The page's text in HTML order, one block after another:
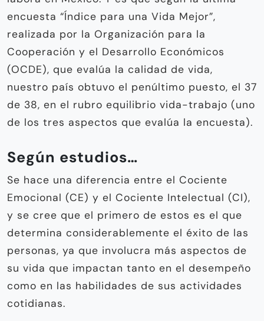
encuesta “Índice para una Vida Mejor”,
realizada por la Organización para la
Cooperación y el Desarrollo Económicos
(OCDE), que evalúa la calidad de vida,
nuestro país obtuvo el penúltimo puesto, el 37
de 38, en el rubro equilibrio vida-trabajo (uno
de los tres aspectos que evalúa la encuesta).
Según estudios…
Se hace una diferencia entre el Cociente
Emocional (CE) y el Cociente Intelectual (CI),
y se cree que el primero de estos es el que
determina considerablemente el éxito de las
personas, ya que involucra más aspectos de
su vida que impactan tanto en el desempeño
como en las habilidades de sus actividades
cotidianas.